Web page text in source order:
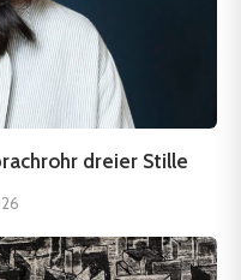
dreier Stille